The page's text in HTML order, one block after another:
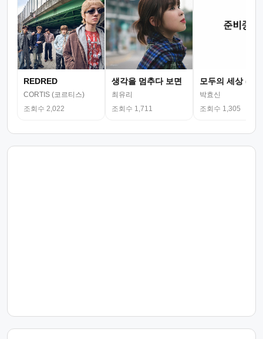
REDRED
CORTIS (코르티스)
조회수 2,022
생각을 멈추다 보면
최유리
조회수 1,711
모두의 세상 (뮤
박효신
조회수 1,305